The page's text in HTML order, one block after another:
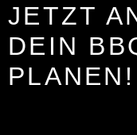
JETZT
DEIN
PLANEN!